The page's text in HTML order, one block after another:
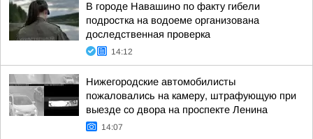
В городе Навашино по факту гибели
подростка на водоеме организована
доследственная проверка
14:12
Нижегородские автомобилисты
пожаловались на камеру, штрафующую при
выезде со двора на проспекте Ленина
14:07